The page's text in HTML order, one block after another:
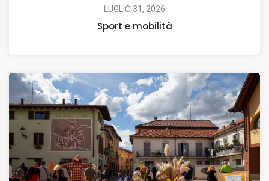
LUGLIO 31, 2026
Sport e mobilità